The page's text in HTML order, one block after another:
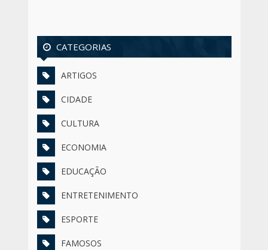
CATEGORIAS
ARTIGOS
CIDADE
CULTURA
ECONOMIA
EDUCAÇÃO
ENTRETENIMENTO
ESPORTE
FAMOSOS